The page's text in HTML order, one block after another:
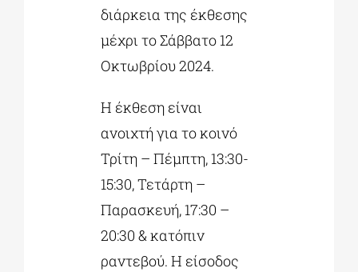
διάρκεια της έκθεσης
μέχρι το Σάββατο 12
Οκτωβρίου 2024.
Η έκθεση είναι
ανοιχτή για το κοινό
Τρίτη – Πέμπτη, 13:30-
15:30, Τετάρτη –
Παρασκευή, 17:30 –
20:30 & κατόπιν
ραντεβού. Η είσοδος